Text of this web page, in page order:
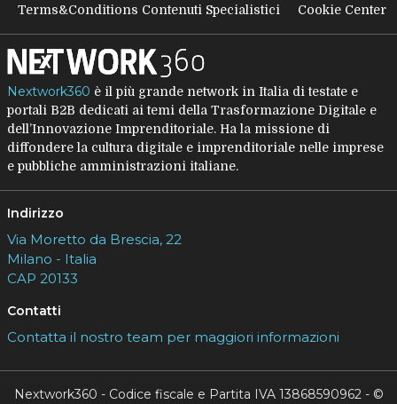
Terms&Conditions Contenuti Specialistici Cookie Center
Nextwork360 è il più grande network in Italia di testate e
portali B2B dedicati ai temi della Trasformazione Digitale e
dell’Innovazione Imprenditoriale. Ha la missione di
diffondere la cultura digitale e imprenditoriale nelle imprese
e pubbliche amministrazioni italiane.
Indirizzo
Via Moretto da Brescia, 22
Milano - Italia
CAP 20133
Contatti
Contatta il nostro team per maggiori informazioni
Nextwork360 - Codice fiscale e Partita IVA 13868590962 - ©